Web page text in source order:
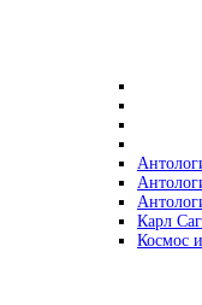
Карл
Космос